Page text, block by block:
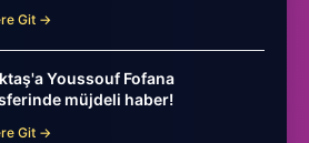
Git →
Youssouf Fofana
müjdeli haber!
Git →